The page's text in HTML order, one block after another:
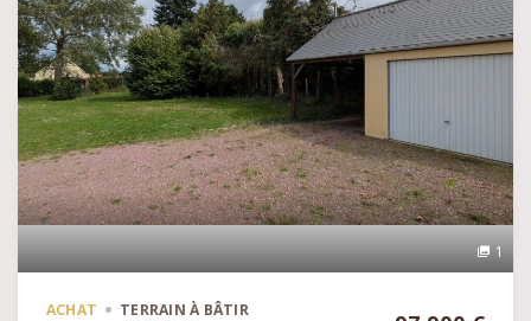
1
ACHAT TERRAIN À BÂTIR